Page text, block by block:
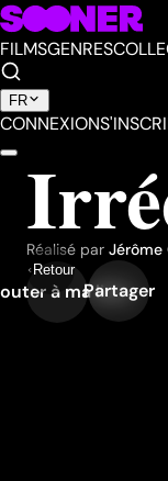
FILMSGENRES
FR
CONNEXION
Retour
Réalisé par Jérôme
à ma liste
Partager